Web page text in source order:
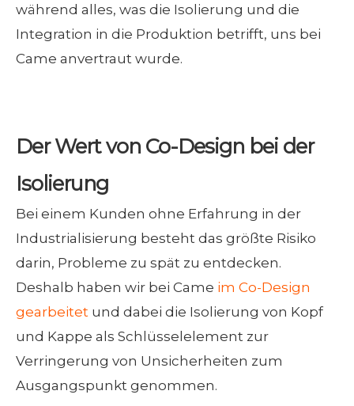
während alles, was die Isolierung und die
Integration in die Produktion betrifft, uns bei
Came anvertraut wurde.
Der Wert von Co-Design bei der
Isolierung
Bei einem Kunden ohne Erfahrung in der
Industrialisierung besteht das größte Risiko
darin, Probleme zu spät zu entdecken.
Deshalb haben wir bei Came im Co-Design
gearbeitet und dabei die Isolierung von Kopf
und Kappe als Schlüsselelement zur
Verringerung von Unsicherheiten zum
Ausgangspunkt genommen.